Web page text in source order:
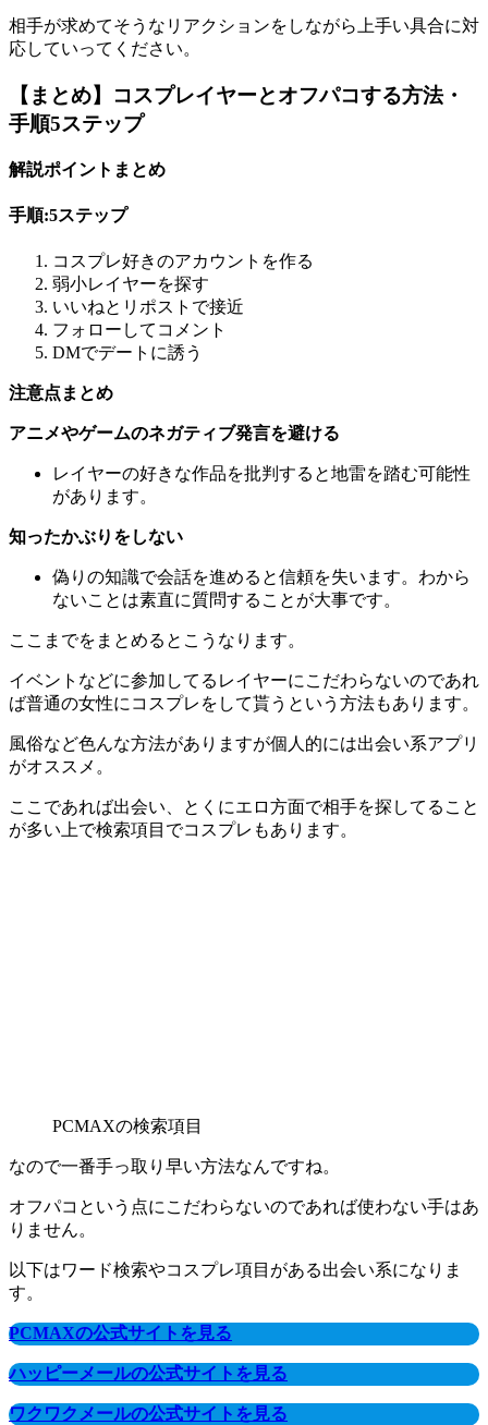
相手が求めてそうなリアクションをしながら上手い具合に対
応していってください。
【まとめ】コスプレイヤーとオフパコする方法・
手順5ステップ
解説ポイントまとめ
手順:5ステップ
コスプレ好きのアカウントを作る
弱小レイヤーを探す
いいねとリポストで接近
フォローしてコメント
DMでデートに誘う
注意点まとめ
アニメやゲームのネガティブ発言を避ける
レイヤーの好きな作品を批判すると地雷を踏む可能性
があります。
知ったかぶりをしない
偽りの知識で会話を進めると信頼を失います。わから
ないことは素直に質問することが大事です。
ここまでをまとめるとこうなります。
イベントなどに参加してるレイヤーにこだわらないのであれ
ば普通の女性にコスプレをして貰うという方法もあります。
風俗など色んな方法がありますが個人的には出会い系アプリ
がオススメ。
ここであれば出会い、とくにエロ方面で相手を探してること
が多い上で検索項目でコスプレもあります。
PCMAXの検索項目
なので一番手っ取り早い方法なんですね。
オフパコという点にこだわらないのであれば使わない手はあ
りません。
以下はワード検索やコスプレ項目がある出会い系になりま
す。
PCMAXの公式サイトを見る
ハッピーメールの公式サイトを見る
ワクワクメールの公式サイトを見る